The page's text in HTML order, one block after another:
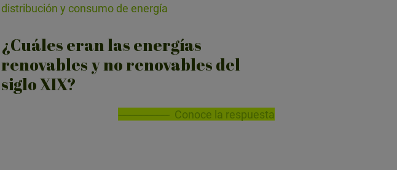
distribución y consumo de energía
¿Cuáles eran las energías
renovables y no renovables del
siglo XIX?
Conoce la respuesta